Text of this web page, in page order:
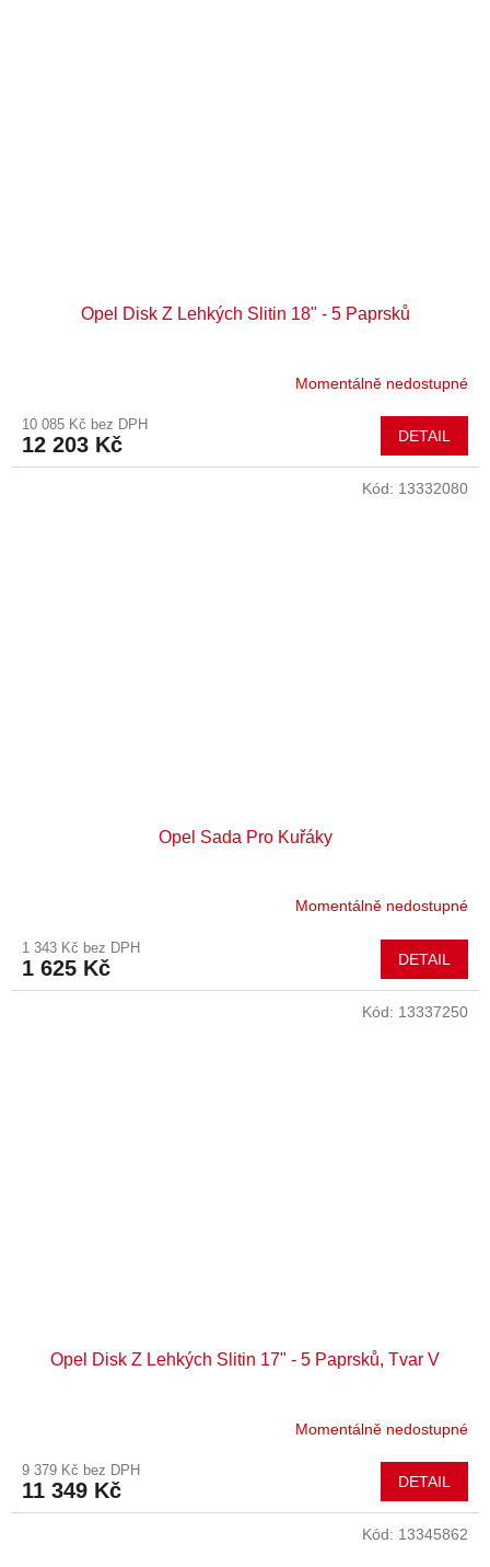
Opel Disk Z Lehkých Slitin 18" - 5 Paprsků
Momentálně nedostupné
10 085 Kč bez DPH
12 203 Kč DETAIL
Opel Sada Pro Kuřáky
Momentálně nedostupné
1 343 Kč bez DPH
1 625 Kč DETAIL
Kód: 13332080
Opel Disk Z Lehkých Slitin 17" - 5 Paprsků, Tvar V
Momentálně nedostupné
9 379 Kč bez DPH
11 349 Kč DETAIL
Kód: 13337250
Kód: 13345862